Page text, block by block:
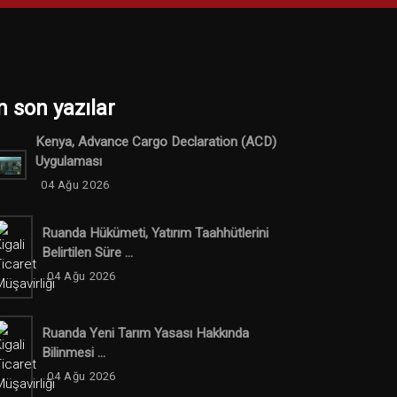
son yazılar
Kenya, Advance Cargo Declaration (ACD)
Uygulaması
04 Ağu 2026
Ruanda Hükümeti, Yatırım Taahhütlerini
Belirtilen Süre ...
04 Ağu 2026
Ruanda Yeni Tarım Yasası Hakkında
Bilinmesi ...
04 Ağu 2026